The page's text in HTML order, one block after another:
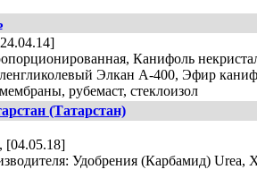
Канифоль
Элкан А-400, Эфир
рубемаст, стеклоизол
(Татарстан)
[04.05.18]
Удобрения (Карбамид) Urea,